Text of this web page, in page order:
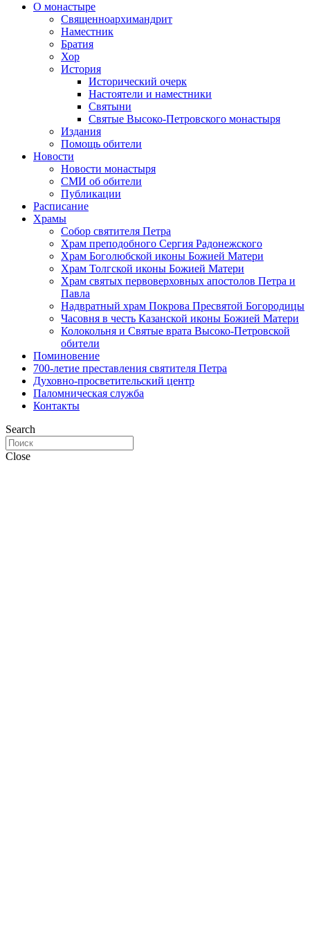
О монастыре
Священноархимандрит
Наместник
Братия
Хор
История
Исторический очерк
Настоятели и наместники
Святыни
Святые Высоко-Петровского монастыря
Издания
Помощь обители
Новости
Новости монастыря
СМИ об обители
Публикации
Расписание
Храмы
Собор святителя Петра
Храм преподобного Сергия Радонежского
Храм Боголюбской иконы Божией Матери
Храм Толгской иконы Божией Матери
Храм святых первоверховных апостолов Петра и
Павла
Надвратный храм Покрова Пресвятой Богородицы
Часовня в честь Казанской иконы Божией Матери
Колокольня и Святые врата Высоко-Петровской
обители
Поминовение
700-летие преставления святителя Петра
Духовно-просветительский центр
Паломническая служба
Контакты
Search
Close